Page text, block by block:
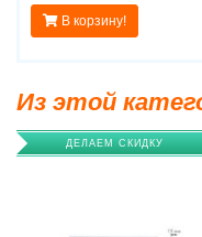
В корзину!
Из этой
ДЕЛАЕМ СКИДКУ